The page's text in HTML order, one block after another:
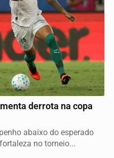
derrota na copa
abaixo do esperado
no torneio...